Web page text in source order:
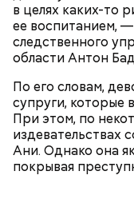
в целях каких-то
ее воспитанием,
следственного
области Антон
По его словам,
супруги, которые
При этом, по
издевательствах
Ани. Однако она
покрывая
Video
Видео: пресс-служба
— Обвиняемый
действиям со
окружения — его
и подвергли
руководитель